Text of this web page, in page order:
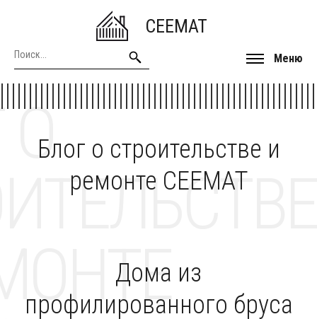
CEEMAT
Меню
Блог о строительстве и
ремонте CEEMAT
О
Дома из
профилированного бруса